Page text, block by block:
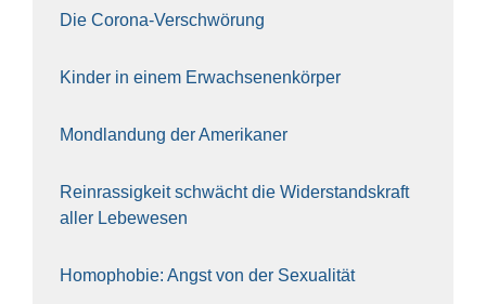
Die Coro­na-Ver­schwö­rung
Kin­der in einem Erwach­se­nen­kör­per
Mond­lan­dung der Ame­ri­ka­ner
Rein­ras­sig­keit schwächt die Wider­stands­kraft
aller Lebe­we­sen
Homo­pho­bie: Angst von der Sexua­li­tät